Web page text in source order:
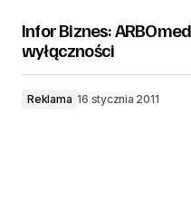
Infor Biznes:
wyłączności
Reklama 16 stycznia 2011